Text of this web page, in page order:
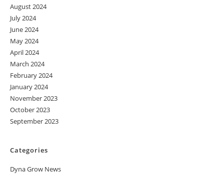
August 2024
July 2024
June 2024
May 2024
April 2024
March 2024
February 2024
January 2024
November 2023
October 2023
September 2023
Categories
Dyna Grow News